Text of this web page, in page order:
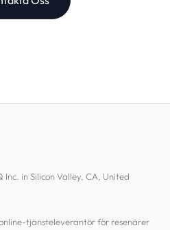
Inc. in Silicon Valley, CA, United
tjänsteleverantör för resenärer